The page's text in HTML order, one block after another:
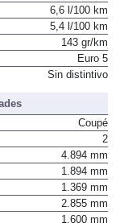
4,8 l/100 km
6,6 l/100 km
5,4 l/100 km
143 gr/km
Euro 5
Coupé
2
4.894 mm
1.894 mm
1.369 mm
2.855 mm